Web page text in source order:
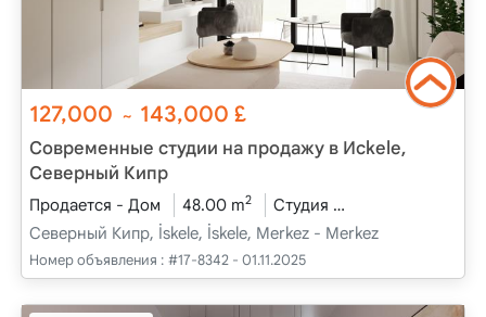
127,000 ~ 143,000 £
Современные студии на продажу в Исkele,
Северный Кипр
Продается - Дом 48.00 m2 Студия
Северный Кипр, İskele, İskele, Merkez - Merkez
Номер объявления : #17-8342 - 01.11.2025